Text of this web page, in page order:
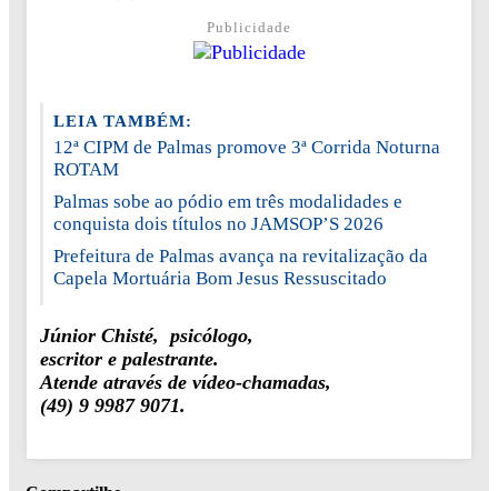
Publicidade
LEIA TAMBÉM:
12ª CIPM de Palmas promove 3ª Corrida Noturna
ROTAM
Palmas sobe ao pódio em três modalidades e
conquista dois títulos no JAMSOP’S 2026
Prefeitura de Palmas avança na revitalização da
Capela Mortuária Bom Jesus Ressuscitado
Júnior Chisté, psicólogo,
escritor e palestrante.
Atende através de vídeo-chamadas,
(49) 9 9987 9071.